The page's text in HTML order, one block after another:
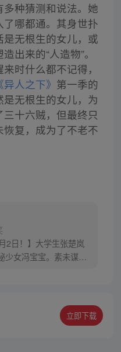
种猜测和说法。她
哪都通。其身世扑
无根生的女儿，或
出来的“人造物”。
时什么都不记得，
异人之下》 第一季的
无根生的女儿，为
十六贼，但最终只
复，成为了不老不
2日！】大学生张楚岚
少女冯宝宝。素未谋面
彻底颠覆，与冯宝宝一
立即下载